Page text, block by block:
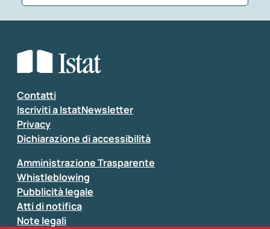
Seleziona la tipologia della segnalazione
Inserisci il tuo commento
Contatti
Iscriviti a IstatNewsletter
Privacy
Dichiarazione di accessibilità
Amministrazione Trasparente
Whistleblowing
Pubblicità legale
Atti di notifica
Note legali